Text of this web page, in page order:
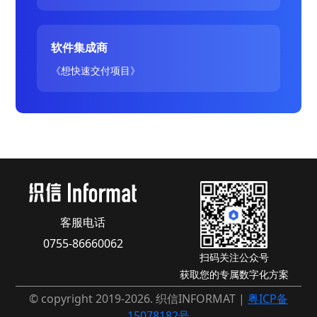
软件集成商
《想快速交付项目》
客服电话
0755-86660062
扫码关注公众号
获取您的专属数字化方案
© copyright 2019-2026. 织信INFORMAT | 粤ICP备